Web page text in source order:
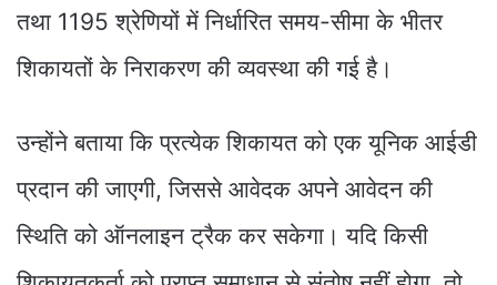
तथा 1195 श्रेणियों में निर्धारित समय-सीमा के भीतर
शिकायतों के निराकरण की व्यवस्था की गई है।
उन्होंने बताया कि प्रत्येक शिकायत को एक यूनिक आईडी
प्रदान की जाएगी, जिससे आवेदक अपने आवेदन की
स्थिति को ऑनलाइन ट्रैक कर सकेगा। यदि किसी